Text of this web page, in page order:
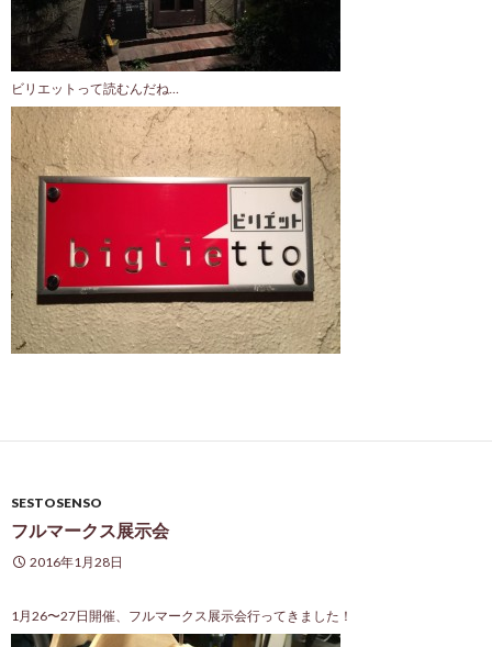
ビリエットって読むんだね…
SESTOSENSO
フルマークス展示会
2016年1月28日
1月26〜27日開催、フルマークス展示会行ってきました！